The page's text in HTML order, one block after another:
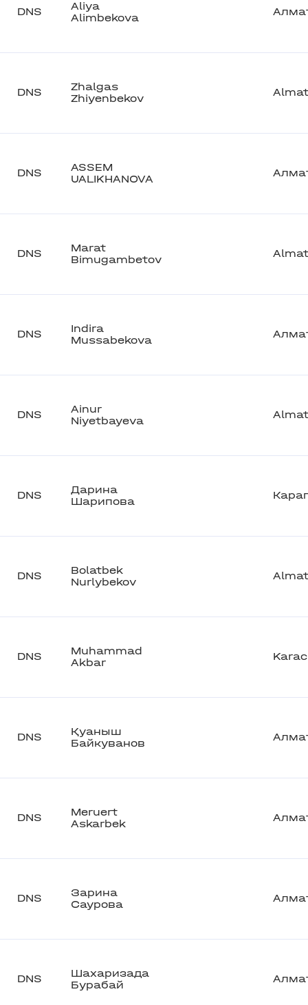
DNS
Aliya
Alimbekova
DNS
Zhalgas
Zhiyenbekov
DNS
ASSEM
UALIKHANOVA
DNS
Marat
Bimugambetov
DNS
Indira
Mussabekova
DNS
Ainur
Niyetbayeva
DNS
Дарина
Шарипова
DNS
Bolatbek
Nurlybekov
DNS
Muhammad
Akbar
DNS
Қуаныш
Байкуванов
DNS
Meruert
Askarbek
DNS
Зарина
Саурова
DNS
Шахаризада
Бурабай